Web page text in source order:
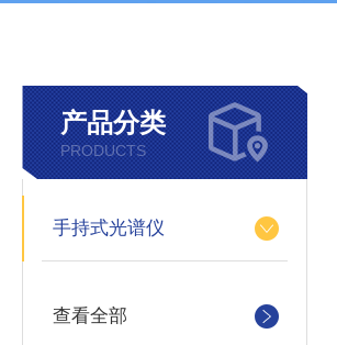
产品分类
PRODUCTS
手持式光谱仪
查看全部